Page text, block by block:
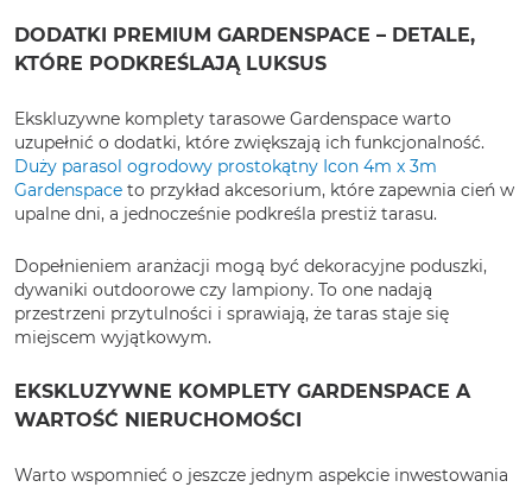
DODATKI PREMIUM GARDENSPACE – DETALE,
KTÓRE PODKREŚLAJĄ LUKSUS
Ekskluzywne komplety tarasowe Gardenspace warto
uzupełnić o dodatki, które zwiększają ich funkcjonalność.
Duży parasol ogrodowy prostokątny Icon 4m x 3m
Gardenspace to przykład akcesorium, które zapewnia cień w
upalne dni, a jednocześnie podkreśla prestiż tarasu.
Dopełnieniem aranżacji mogą być dekoracyjne poduszki,
dywaniki outdoorowe czy lampiony. To one nadają
przestrzeni przytulności i sprawiają, że taras staje się
miejscem wyjątkowym.
EKSKLUZYWNE KOMPLETY GARDENSPACE A
WARTOŚĆ NIERUCHOMOŚCI
Warto wspomnieć o jeszcze jednym aspekcie inwestowania